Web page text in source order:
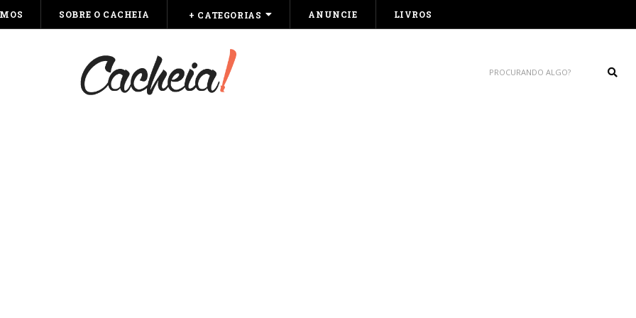
SOBRE O CACHEIA + CATEGORIAS ANUNCIE LIVROS